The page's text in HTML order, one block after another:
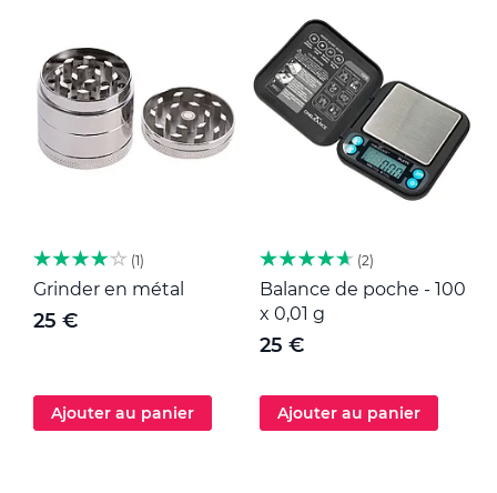
1
Grinder en métal
25 €
Ajouter au panier
2
Balance de poche - 100
x 0,01 g
25 €
Ajouter au panier